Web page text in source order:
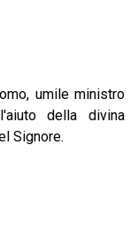
umile ministro
della divina
Signore.